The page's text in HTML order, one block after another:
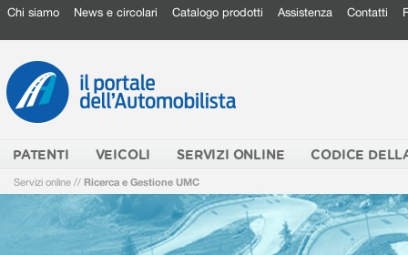
Chi siamo News e circolari Catalogo prodotti Assistenza Contatti
PATENTI VEICOLI SERVIZI ONLINE CODICE
Servizi online // Ricerca e Gestione UMC